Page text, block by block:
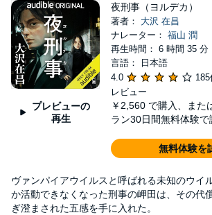
プレビューの
再生
夜刑事（ヨルデカ）
著者： 大沢 在昌
ナレーター： 福山 潤
再生時間： 6 時間 35 分
言語： 日本語
4.0
レビュー
￥2,560 で購入、また
ラン30日間無料体験で
無料体験を
ヴァンパイアウイルスと呼ばれる未知のウイ
か活動できなくなった刑事の岬田は、その代
ぎ澄まされた五感を手に入れた。